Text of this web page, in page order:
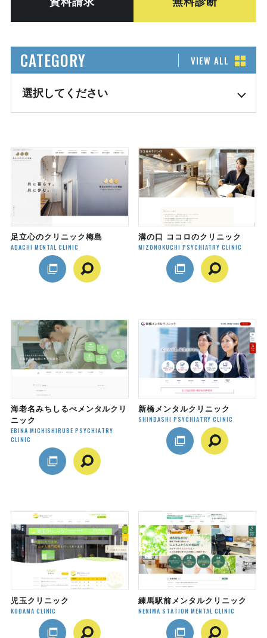
CATEGORY VIEW ALL
足立心のクリニック梅島
ADACHI MENTAL CLINIC
溝の口 ココロのクリニック
MIZONOKUCHI PSYCHIATRY CLINIC
海老名みちしるべメンタルクリ
ニック
EBINA MICHISHIRUBE PSYCHIATRY
CLINIC
新橋メンタルクリニック
SHINBASHI PSYCHIATRY CLINIC
児玉クリニック
KODAMA CLINIC
練馬駅前メンタルクリニック
NERIMA STATION MENTAL CLINIC